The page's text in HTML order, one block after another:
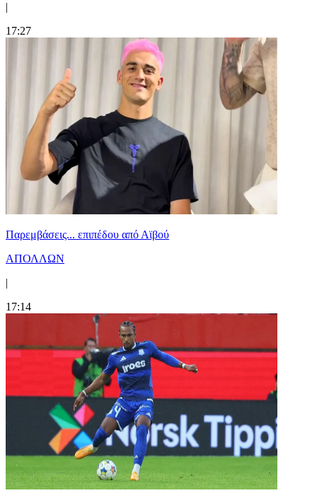
|
17:27
Παρεμβάσεις... επιπέδου από Αϊβού
ΑΠΟΛΛΩΝ
|
17:14